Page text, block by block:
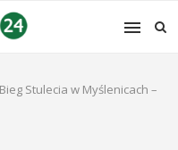
Stulecia w Myślenicach –